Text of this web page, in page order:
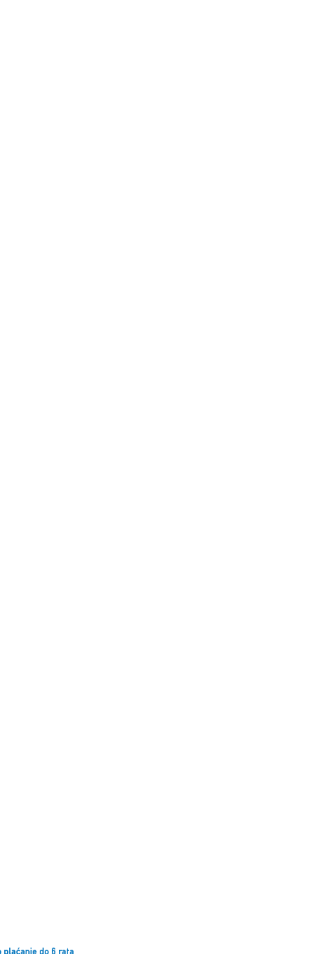
plaćanje do 6 rata